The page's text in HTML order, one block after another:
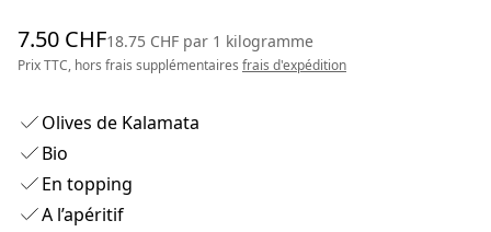
7.50 CHF18.75 CHF par 1 kilogramme
Prix TTC, hors frais supplémentaires frais d'expédition
Olives de Kalamata
Bio
En topping
A l’apéritif